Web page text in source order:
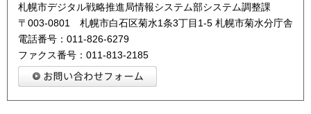
札幌市デジタル戦略推進局情報システム部システム調整課
〒003-0801 札幌市白石区菊水1条3丁目1-5 札幌市菊水分庁舎
電話番号：011-826-6279
ファクス番号：011-813-2185